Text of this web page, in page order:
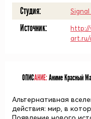
Студия: Signal
Источник:
http://
art.ru/
ОПИСАНИЕ:Аниме Красный
Альтернативная
действия: мир, в